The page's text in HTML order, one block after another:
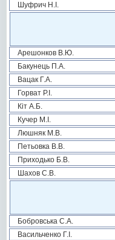
Шуфрич Н.І.
Арешонков В.Ю.
Бакунець П.А.
Вацак Г.А.
Горват Р.І.
Кіт А.Б.
Кучер М.І.
Люшняк М.В.
Петьовка В.В.
Приходько Б.В.
Шахов С.В.
Бобровська С.А.
Васильченко Г.І.